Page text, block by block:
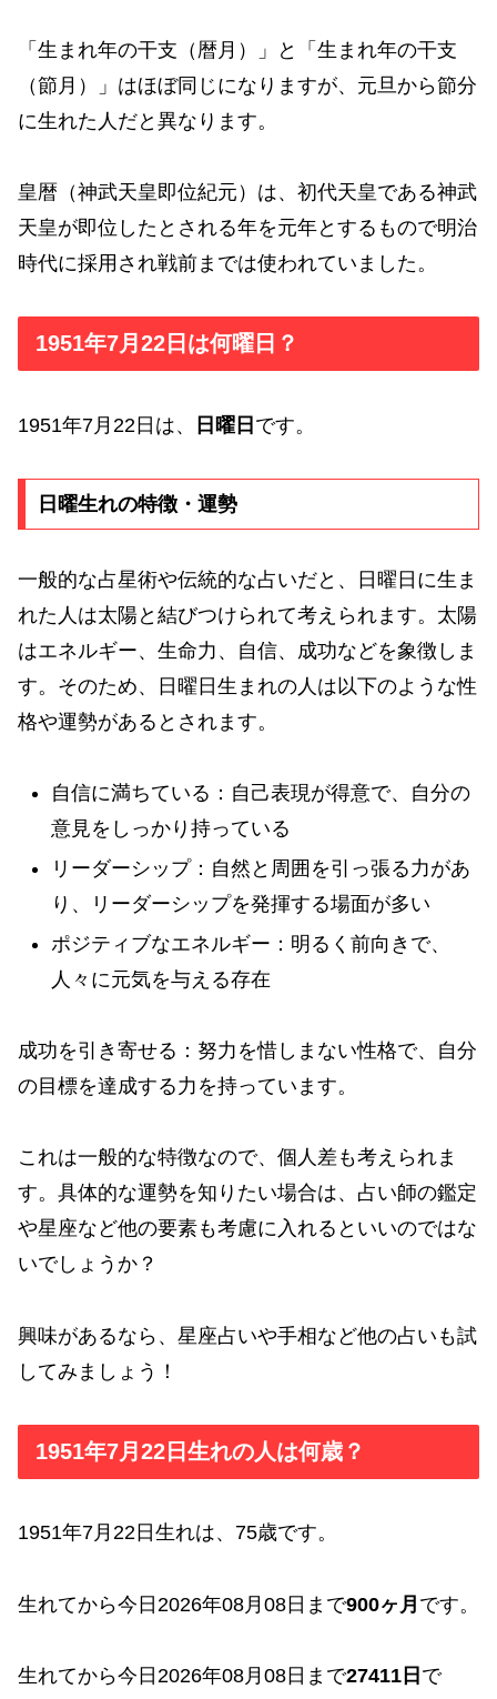
「生まれ年の干支（暦月）」と「生まれ年の干支
（節月）」はほぼ同じになりますが、元旦から節分
に生れた人だと異なります。
皇暦（神武天皇即位紀元）は、初代天皇である神武
天皇が即位したとされる年を元年とするもので明治
時代に採用され戦前までは使われていました。
1951年7月22日は何曜日？
1951年7月22日は、 日曜日 です。
日曜生れの特徴・運勢
一般的な占星術や伝統的な占いだと、日曜日に生ま
れた人は太陽と結びつけられて考えられます。太陽
はエネルギー、生命力、自信、成功などを象徴しま
す。そのため、日曜日生まれの人は以下のような性
格や運勢があるとされます。
自信に満ちている：自己表現が得意で、自分の
意見をしっかり持っている
リーダーシップ：自然と周囲を引っ張る力があ
り、リーダーシップを発揮する場面が多い
ポジティブなエネルギー：明るく前向きで、
人々に元気を与える存在
成功を引き寄せる：努力を惜しまない性格で、自分
の目標を達成する力を持っています。
これは一般的な特徴なので、個人差も考えられま
す。具体的な運勢を知りたい場合は、占い師の鑑定
や星座など他の要素も考慮に入れるといいのではな
いでしょうか？
興味があるなら、星座占いや手相など他の占いも試
してみましょう！
1951年7月22日生れの人は何歳？
1951年7月22日生れは、75歳です。
生れてから今日2026年08月08日まで900ヶ月 です。
生れてから今日2026年08月08日まで27411日 で